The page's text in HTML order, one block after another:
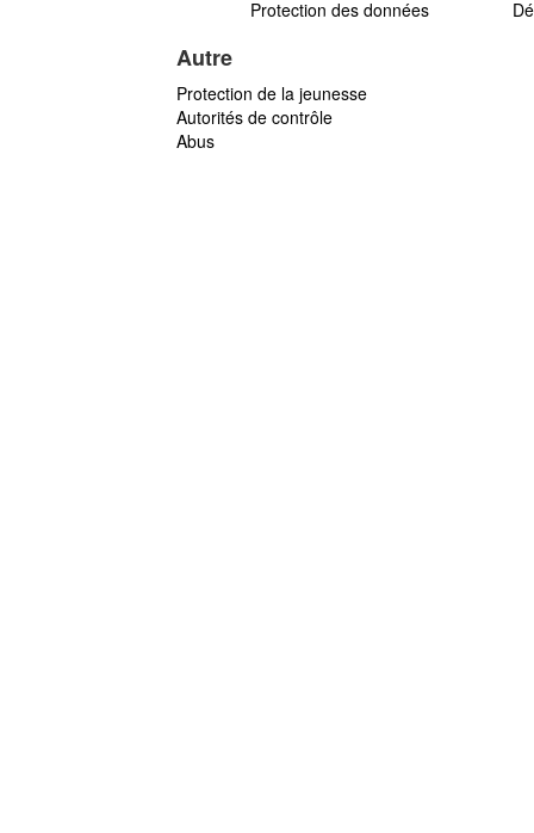
Protection des données
Autre
Protection de la jeunesse
Autorités de contrôle
Abus